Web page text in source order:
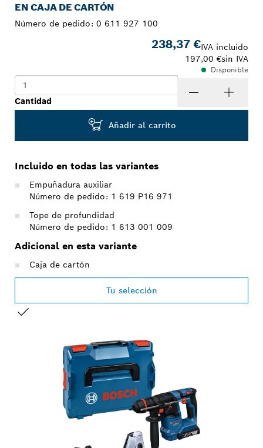
EN CAJA DE CARTÓN
Número de pedido: 0 611 927 100
238,37 €IVA incluido
197,00 €sin IVA
Disponible
Cantidad
Añadir al carrito
Incluido en todas las variantes
Empuñadura auxiliar
Número de pedido: 1 619 P16 971
Tope de profundidad
Número de pedido: 1 613 001 009
Adicional en esta variante
Caja de cartón
Tu selección